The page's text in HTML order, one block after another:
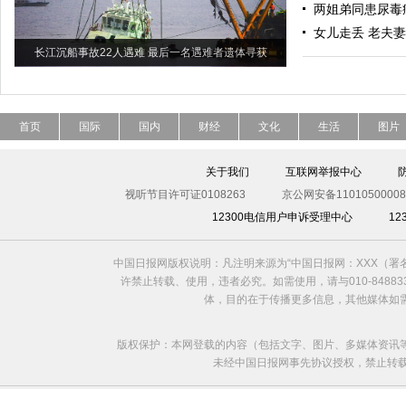
长江沉船事故22人遇难 最后一名遇难者遗体寻获
两姐弟同患尿
女儿走丢 老夫
首页 国际 国内 财经 文化 生活 图片
关于我们 互联网举报中心
视听节目许可证0108263
京公网安备
12300电信用户申诉受理中心
中国日报网版权说明：凡注明来源为“中国日报网：XXX（
许禁止转载、使用，违者必究。如需使用，请与010-
体，目的在于传播更多信息，其他媒体
版权保护：本网登载的内容（包括文字、图片、多媒体资
未经中国日报网事先协议授权，禁止转